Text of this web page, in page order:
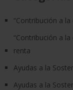
“Contribución a
“Contribución a
renta
Ayudas a la
Ayudas a la